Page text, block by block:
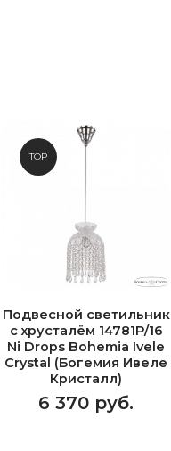
TOP
Подвесной светильник
с хрусталём 14781P/16
Ni Drops Bohemia Ivele
Crystal (Богемия Ивеле
Кристалл)
6 370 руб.